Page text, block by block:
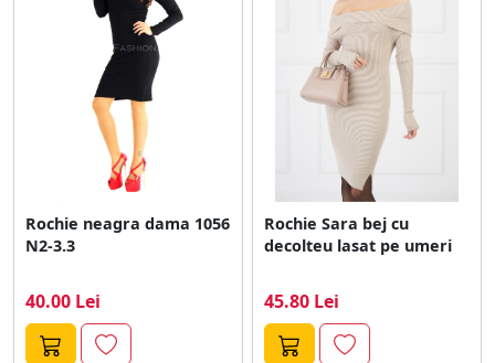
Rochie neagra dama 1056
N2-3.3
40.00 Lei
Rochie Sara bej cu
decolteu lasat pe umeri
45.80 Lei